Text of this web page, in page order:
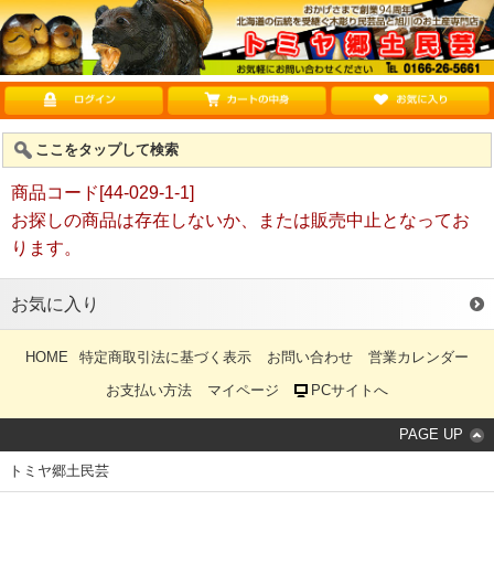
ここをタップして検索
商品コード[44-029-1-1]
お探しの商品は存在しないか、または販売中止となってお
ります。
お気に入り
HOME 特定商取引法に基づく表示 お問い合わせ
営業カレンダー
お支払い方法
マイページ PCサイトへ
PAGE UP
トミヤ郷土民芸